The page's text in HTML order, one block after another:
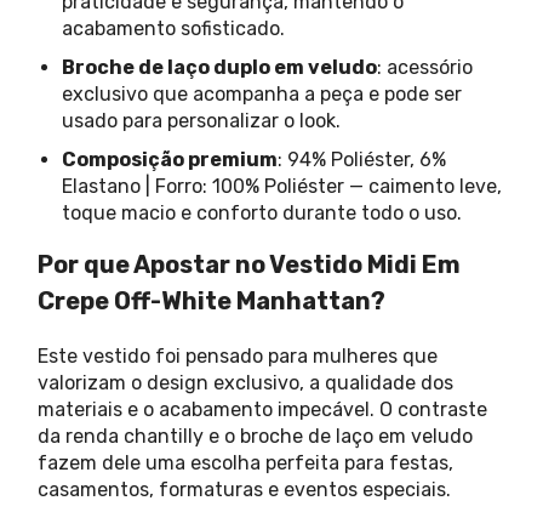
acabamento sofisticado.
Broche de laço duplo em veludo: acessório
exclusivo que acompanha a peça e pode ser
usado para personalizar o look.
Composição premium: 94% Poliéster, 6%
Elastano | Forro: 100% Poliéster — caimento leve,
toque macio e conforto durante todo o uso.
Por que Apostar no Vestido Midi Em
Crepe Off-White Manhattan?
Este vestido foi pensado para mulheres que
valorizam o design exclusivo, a qualidade dos
materiais e o acabamento impecável. O contraste
da renda chantilly e o broche de laço em veludo
fazem dele uma escolha perfeita para festas,
casamentos, formaturas e eventos especiais.